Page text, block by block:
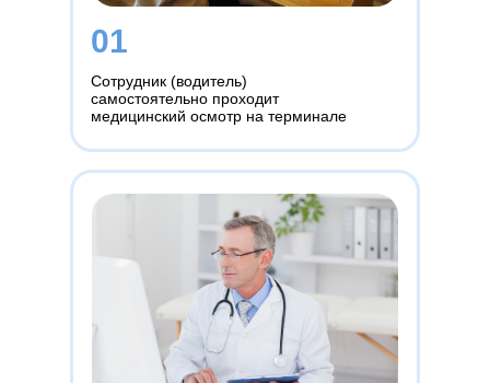
Сотрудник (водитель)
самостоятельно проходит
медицинский осмотр на терминале
01